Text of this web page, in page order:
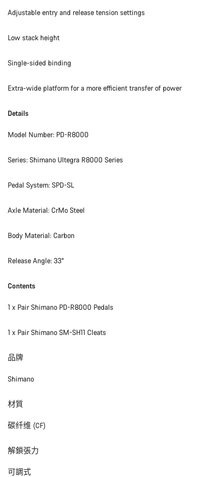
Adjustable entry and release tension settings
Low stack height
Single-sided binding
Extra-wide platform for a more efficient transfer of power
Details
Model Number: PD-R8000
Series: Shimano Ultegra R8000 Series
Pedal System: SPD-SL
Axle Material: CrMo Steel
Body Material: Carbon
Release Angle: 33°
Contents
1 x Pair Shimano PD-R8000 Pedals
1 x Pair Shimano SM-SH11 Cleats
品牌
Shimano
材質
碳纤维 (CF)
解鎖張力
可調式